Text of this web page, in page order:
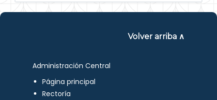
Volver arriba ∧
Administración Central
Página principal
Rectoría